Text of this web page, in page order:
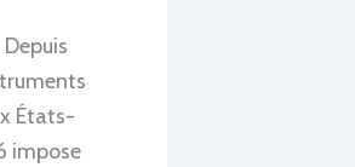
États-
impose